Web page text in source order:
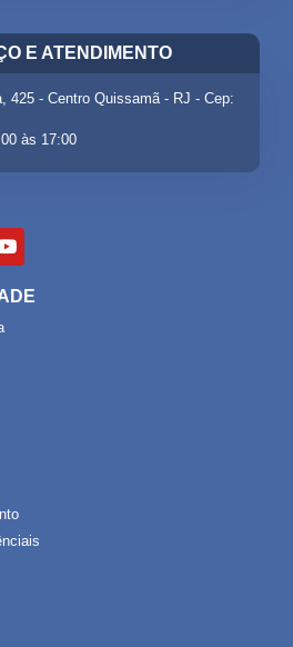
E ATENDIMENTO
425 - Centro Quissamã - RJ - Cep:
às 17:00